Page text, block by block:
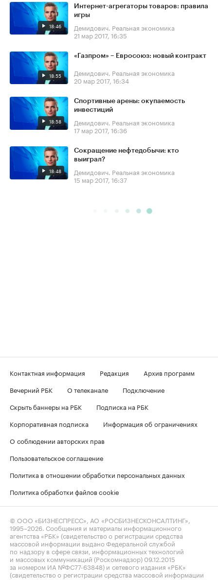
18:46
Интернет-агрегаторы товаров: правила
игры
Демидович. Реальная экономика
21 мар 2017, 16:35
18:55
«Газпром» – Евросоюз: новый контракт
Демидович. Реальная экономика
20 мар 2017, 16:34
18:58
Спортивные арены: окупаемость
инвестиций
Демидович. Реальная экономика
17 мар 2017, 16:36
18:48
Сокращение нефтедобычи: кто
выиграл?
Демидович. Реальная экономика
15 мар 2017, 16:37
Контактная информация Редакция
Архив программ
Вечерний РБК
О телеканале
Подключение
Скрыть баннеры на РБК
Подписка на РБК
Корпоративная подписка
Информация об ограничениях
О соблюдении авторских прав
Пользовательское соглашение
Политика в отношении обработки персональных данных
Политика обработки файлов cookie
© ООО «БИЗНЕСПРЕСС», АО «РОСБИЗНЕСКОНСАЛТИНГ»,
1995–2026. Сообщения и материалы информационного
агентства «РБК» (свидетельство о регистрации средства
массовой информации выдано Федеральной службой
по надзору в сфере связи, информационных технологий
и массовых коммуникаций (Роскомнадзор) 09.12.2015
за номером ИА №ФС77-63848) и сетевого издания «РБК»
(свидетельство о регистрации средства массовой информации